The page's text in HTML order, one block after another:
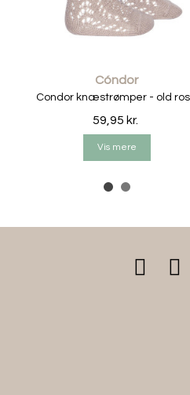
Cóndor
Condor knæstrømper - old
59,95 kr.
Vis mere